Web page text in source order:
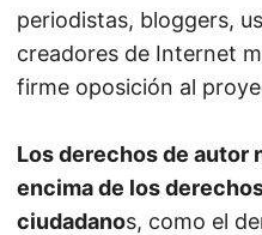
periodistas, bloggers,
creadores de Internet
firme oposición al
Los derechos de autor
encima de los
ciudadanos, como el